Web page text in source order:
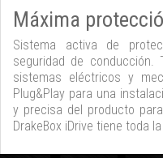
Máxima
Sistema activa de
seguridad de conducción.
sistemas eléctricos y
Plug&Play para una
y precisa del producto
DrakeBox iDrive tiene toda